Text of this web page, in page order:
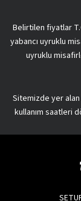
Belirtilen fiyatlar
yabancı uyruklu
uyruklu
Sitemizde yer
kullanım saatleri